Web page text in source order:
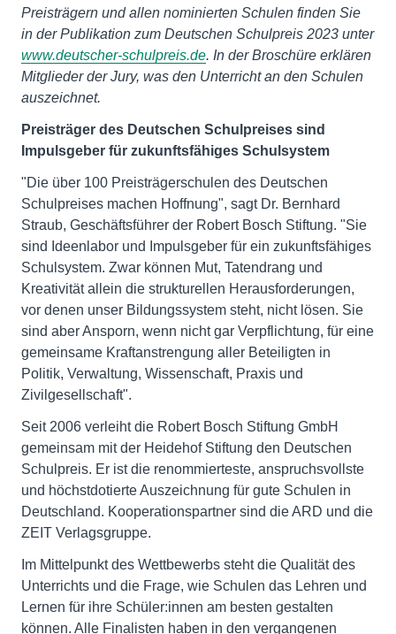
Preisträgern und allen nominierten Schulen finden Sie
in der Publikation zum Deutschen Schulpreis 2023 unter
www.deutscher-schulpreis.de. In der Broschüre erklären
Mitglieder der Jury, was den Unterricht an den Schulen
auszeichnet.
Preisträger des Deutschen Schulpreises sind
Impulsgeber für zukunftsfähiges Schulsystem
"Die über 100 Preisträgerschulen des Deutschen
Schulpreises machen Hoffnung", sagt Dr. Bernhard
Straub, Geschäftsführer der Robert Bosch Stiftung. "Sie
sind Ideenlabor und Impulsgeber für ein zukunftsfähiges
Schulsystem. Zwar können Mut, Tatendrang und
Kreativität allein die strukturellen Herausforderungen,
vor denen unser Bildungssystem steht, nicht lösen. Sie
sind aber Ansporn, wenn nicht gar Verpflichtung, für eine
gemeinsame Kraftanstrengung aller Beteiligten in
Politik, Verwaltung, Wissenschaft, Praxis und
Zivilgesellschaft".
Seit 2006 verleiht die Robert Bosch Stiftung GmbH
gemeinsam mit der Heidehof Stiftung den Deutschen
Schulpreis. Er ist die renommierteste, anspruchsvollste
und höchstdotierte Auszeichnung für gute Schulen in
Deutschland. Kooperationspartner sind die ARD und die
ZEIT Verlagsgruppe.
Im Mittelpunkt des Wettbewerbs steht die Qualität des
Unterrichts und die Frage, wie Schulen das Lehren und
Lernen für ihre Schüler:innen am besten gestalten
können. Alle Finalisten haben in den vergangenen